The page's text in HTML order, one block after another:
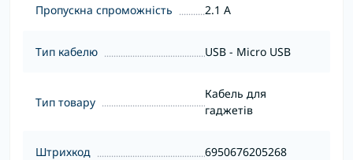
Пропускна спроможність 2.1 А
Тип кабелю USB - Micro USB
Тип товару
Кабель для
гаджетів
Штрихкод
6950676205268